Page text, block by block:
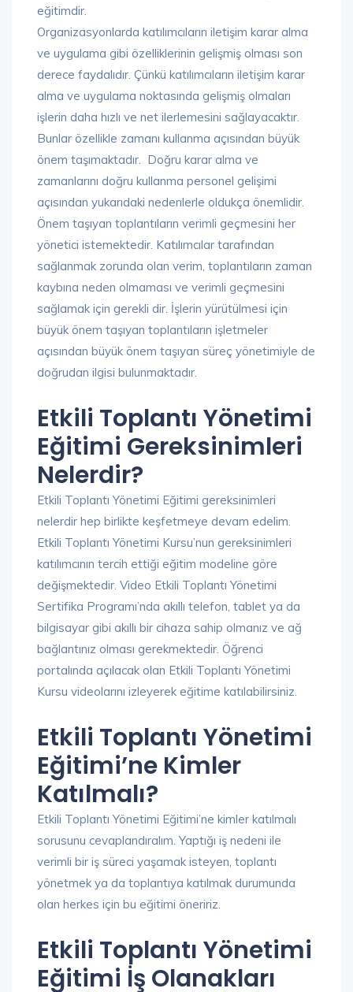
eğitimdir.
Organizasyonlarda katılımcıların iletişim karar alma
ve uygulama gibi özelliklerinin gelişmiş olması son
derece faydalıdır. Çünkü katılımcıların iletişim karar
alma ve uygulama noktasında gelişmiş olmaları
işlerin daha hızlı ve net ilerlemesini sağlayacaktır.
Bunlar özellikle zamanı kullanma açısından büyük
önem taşımaktadır. Doğru karar alma ve
zamanlarını doğru kullanma personel gelişimi
açısından yukarıdaki nedenlerle oldukça önemlidir.
Önem taşıyan toplantıların verimli geçmesini her
yönetici istemektedir. Katılımcılar tarafından
sağlanmak zorunda olan verim, toplantıların zaman
kaybına neden olmaması ve verimli geçmesini
sağlamak için gerekli dir. İşlerin yürütülmesi için
büyük önem taşıyan toplantıların işletmeler
açısından büyük önem taşıyan süreç yönetimiyle de
doğrudan ilgisi bulunmaktadır.
Etkili Toplantı Yönetimi
Eğitimi Gereksinimleri
Nelerdir?
Etkili Toplantı Yönetimi Eğitimi gereksinimleri
nelerdir hep birlikte keşfetmeye devam edelim.
Etkili Toplantı Yönetimi Kursu’nun gereksinimleri
katılımcının tercih ettiği eğitim modeline göre
değişmektedir. Video Etkili Toplantı Yönetimi
Sertifika Programı’nda akıllı telefon, tablet ya da
bilgisayar gibi akıllı bir cihaza sahip olmanız ve ağ
bağlantınız olması gerekmektedir. Öğrenci
portalında açılacak olan Etkili Toplantı Yönetimi
Kursu videolarını izleyerek eğitime katılabilirsiniz.
Etkili Toplantı Yönetimi
Eğitimi’ne Kimler
Katılmalı?
Etkili Toplantı Yönetimi Eğitimi’ne kimler katılmalı
sorusunu cevaplandıralım. Yaptığı iş nedeni ile
verimli bir iş süreci yaşamak isteyen, toplantı
yönetmek ya da toplantıya katılmak durumunda
olan herkes için bu eğitimi öneririz.
Etkili Toplantı Yönetimi
Eğitimi İş Olanakları